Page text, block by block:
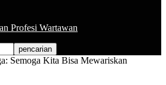
Profesi Wartawan
Semoga Kita Bisa Mewariskan